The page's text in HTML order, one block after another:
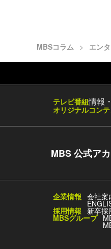
MBSコラム エン
テレビ番組情報
オリジナルコン
MBS 公式ア
企業情報 会社案
採用情報 新卒採
MBSグループ